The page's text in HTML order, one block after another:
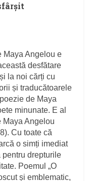
Maya Angelou e
desfătare
la noi cărți cu
și traducătoarele
de Maya
minunate. E al
Maya Angelou
Cu toate că
o simți imediat
pentru drepturile
Poemul „O
și emblematic,